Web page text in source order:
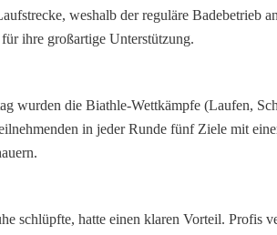
weshalb der reguläre Badebetrieb
ihre großartige Unterstützung.
wurden die Biathle-Wettkämpfe (Laufen,
in jeder Runde fünf Ziele mit
schlüpfte, hatte einen klaren Vorteil. Profis